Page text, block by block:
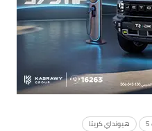
هيونداي كريتا